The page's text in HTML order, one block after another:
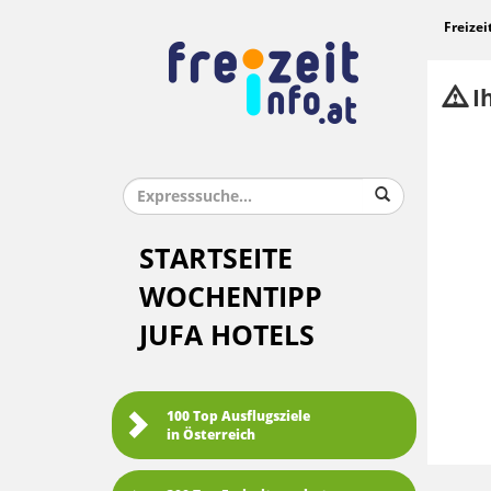
STARTSEITE
WOCHENTIPP
JUFA HOTELS
100 Top Ausflugsziele
in Österreich